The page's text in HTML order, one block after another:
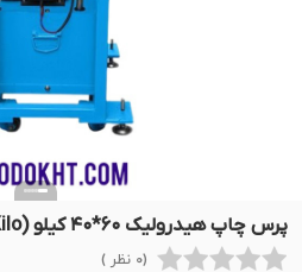
پرس چاپ هیدرولیک ۶۰*۴۰ کیلو (Kilo)
(0 نظر )